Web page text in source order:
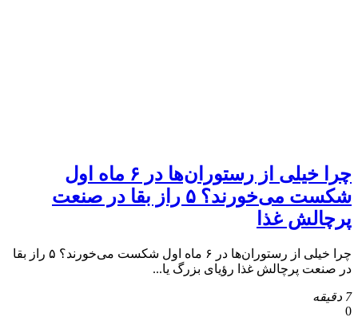
چرا خیلی از رستوران‌ها در ۶ ماه اول
شکست می‌خورند؟ ۵ راز بقا در صنعت
پرچالش غذا
چرا خیلی از رستوران‌ها در ۶ ماه اول شکست می‌خورند؟ ۵ راز بقا
در صنعت پرچالش غذا رؤیای بزرگ یا...
7 دقیقه
0